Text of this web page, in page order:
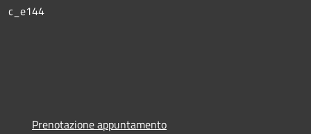
c_e144
Prenotazione appuntamento